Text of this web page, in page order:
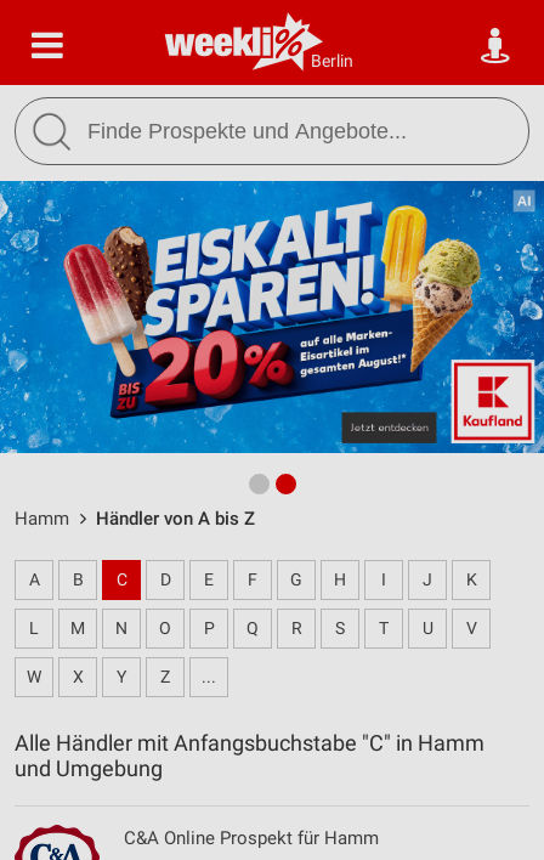
Berlin
Hamm Händler von A bis Z
A B C D E F G H I J K
L M N O P Q R S T U V
W X Y Z ...
Alle Händler mit Anfangsbuchstabe "C" in Hamm
und Umgebung
C&A Online Prospekt für Hamm